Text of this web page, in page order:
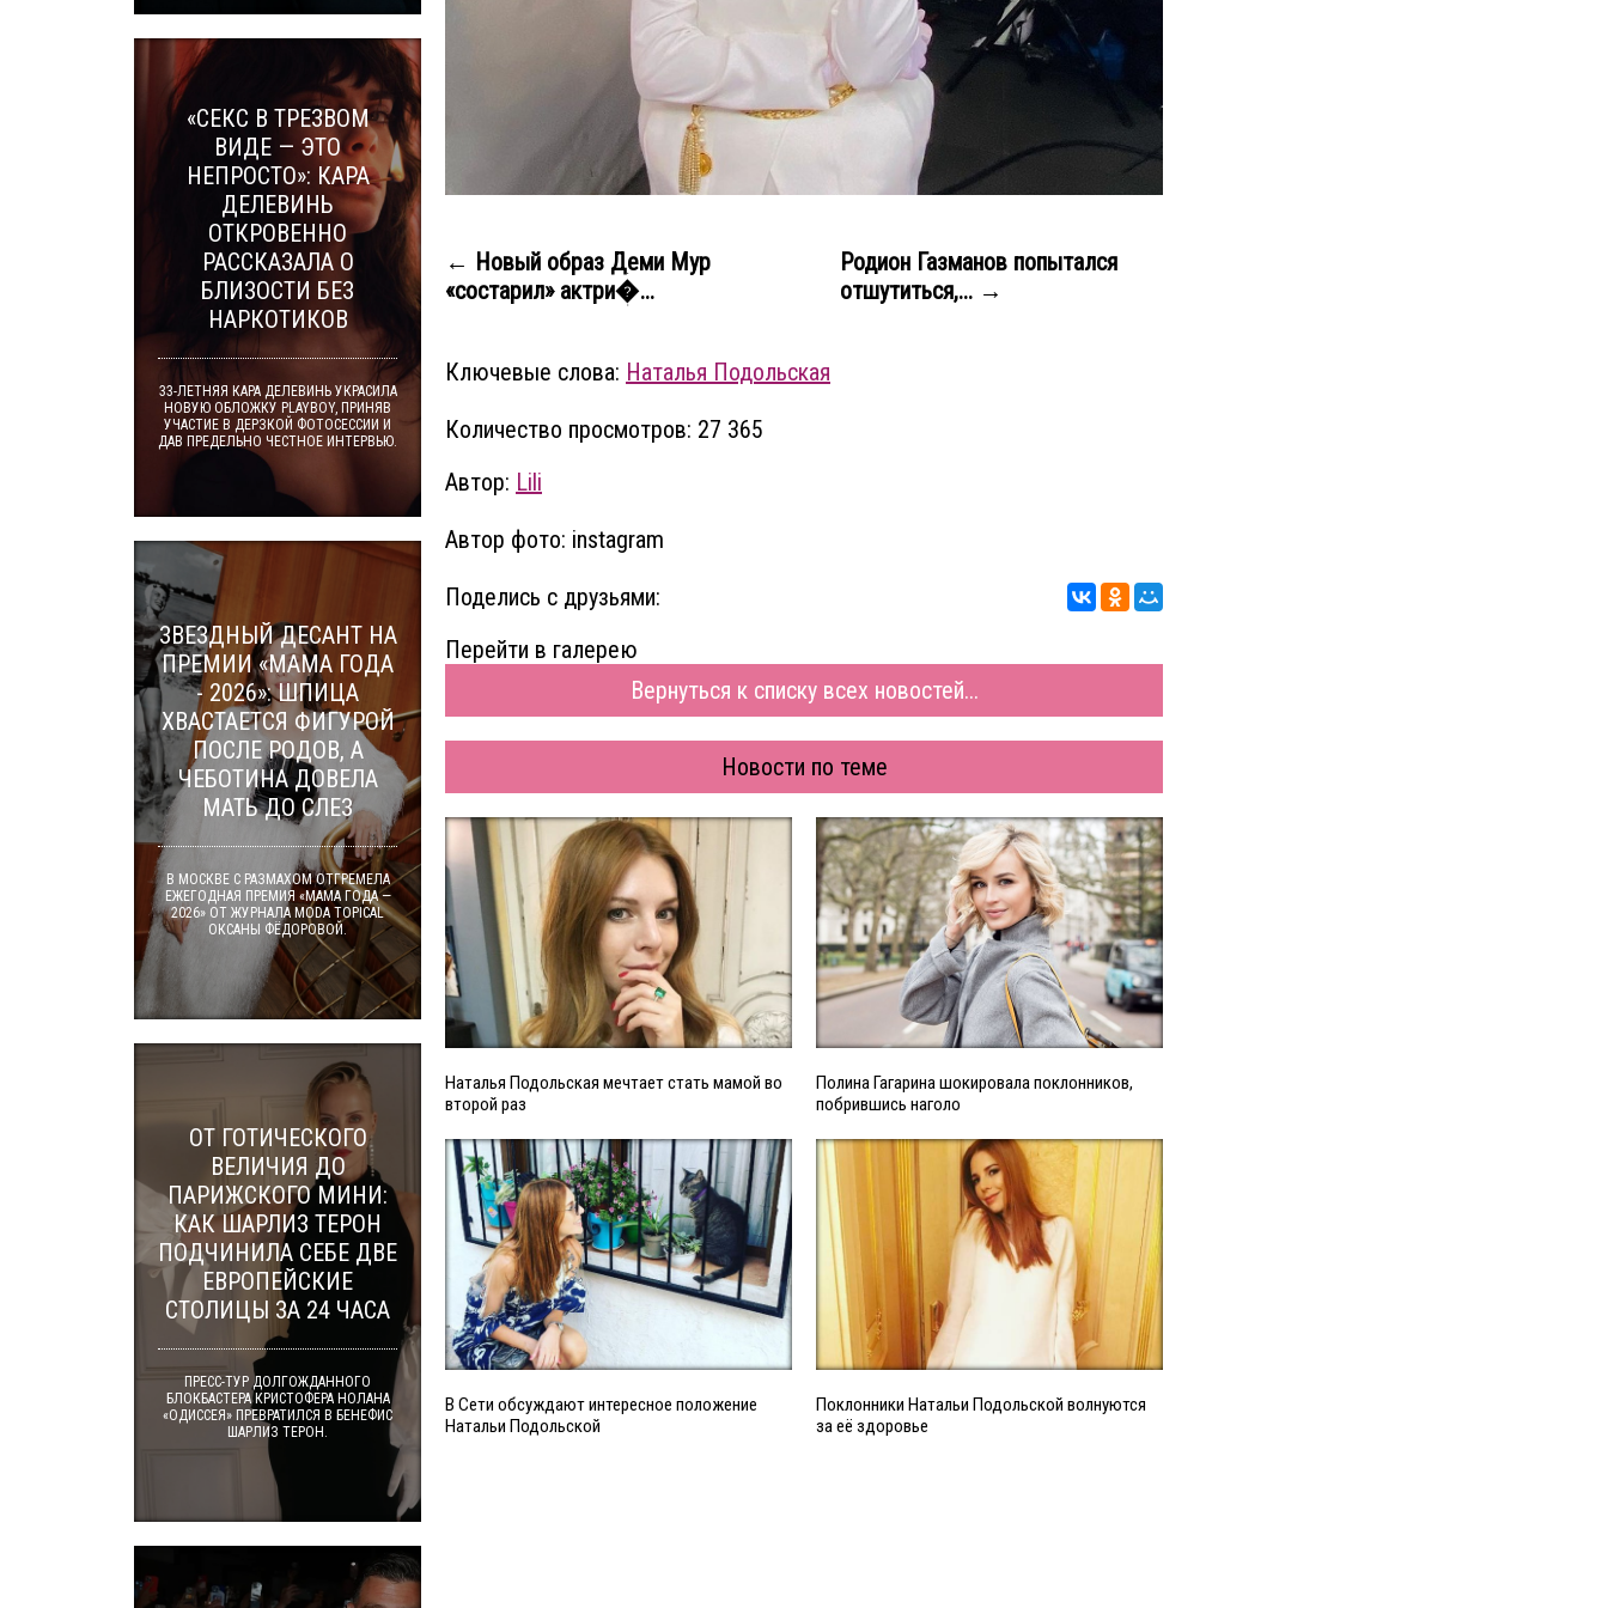
← Новый образ Деми Мур
«состарил» актри�...
Родион Газманов попытался
отшутиться,... →
Ключевые слова: Наталья Подольская
Количество просмотров: 27 365
Автор: Lili
Автор фото: instagram
Поделись с друзьями:
Перейти в галерею
Вернуться к списку всех новостей...
Новости по теме
Наталья Подольская мечтает стать мамой во
второй раз
Полина Гагарина шокировала поклонников,
побрившись наголо
В Сети обсуждают интересное положение
Натальи Подольской
Поклонники Натальи Подольской волнуются
за её здоровье
«СЕКС В ТРЕЗВОМ
ВИДЕ — ЭТО
НЕПРОСТО»: КАРА
ДЕЛЕВИНЬ
ОТКРОВЕННО
РАССКАЗАЛА О
БЛИЗОСТИ БЕЗ
НАРКОТИКОВ
33-ЛЕТНЯЯ КАРА ДЕЛЕВИНЬ УКРАСИЛА
НОВУЮ ОБЛОЖКУ PLAYBOY, ПРИНЯВ
УЧАСТИЕ В ДЕРЗКОЙ ФОТОСЕССИИ И
ДАВ ПРЕДЕЛЬНО ЧЕСТНОЕ ИНТЕРВЬЮ.
ЗВЕЗДНЫЙ ДЕСАНТ НА
ПРЕМИИ «МАМА ГОДА
- 2026»: ШПИЦА
ХВАСТАЕТСЯ ФИГУРОЙ
ПОСЛЕ РОДОВ, А
ЧЕБОТИНА ДОВЕЛА
МАТЬ ДО СЛЕЗ
В МОСКВЕ С РАЗМАХОМ ОТГРЕМЕЛА
ЕЖЕГОДНАЯ ПРЕМИЯ «МАМА ГОДА —
2026» ОТ ЖУРНАЛА MODA TOPICAL
ОКСАНЫ ФЁДОРОВОЙ.
ОТ ГОТИЧЕСКОГО
ВЕЛИЧИЯ ДО
ПАРИЖСКОГО МИНИ:
КАК ШАРЛИЗ ТЕРОН
ПОДЧИНИЛА СЕБЕ ДВЕ
ЕВРОПЕЙСКИЕ
СТОЛИЦЫ ЗА 24 ЧАСА
ПРЕСС-ТУР ДОЛГОЖДАННОГО
БЛОКБАСТЕРА КРИСТОФЕРА НОЛАНА
«ОДИССЕЯ» ПРЕВРАТИЛСЯ В БЕНЕФИС
ШАРЛИЗ ТЕРОН.